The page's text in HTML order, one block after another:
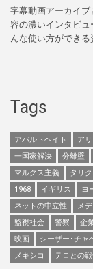
字幕動画アーカイ
容の濃いインタビ
んな使い方ができ
Tags
アパルトヘイト ア
一国家解決
分離壁
マルクス主義
タリ
1968
イギリス ヨ
ネットの中立性
メ
監視社会
警察 企
映画
シーザー･チャ
メキシコ
テロとの